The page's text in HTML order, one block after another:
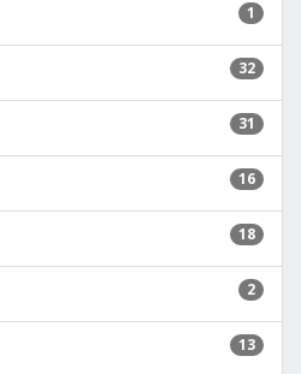
1
32
31
16
18
2
13